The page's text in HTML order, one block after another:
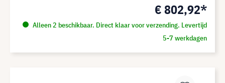
€ 802,92*
Alleen 2 beschikbaar. Direct klaar voor verzending. Levertijd
5-7 werkdagen